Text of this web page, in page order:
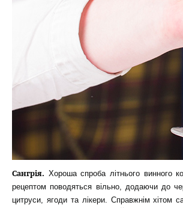
Сангрія. Хороша спроба літнього винного
рецептом поводяться вільно, додаючи до
цитруси, ягоди та лікери. Справжнім хітом